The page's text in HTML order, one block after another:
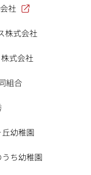
社
株式会社
式会社
組合
幼稚園
ち幼稚園